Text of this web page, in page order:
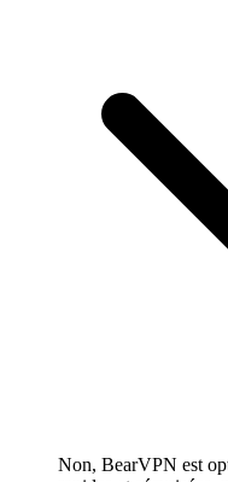
Non, BearVPN est